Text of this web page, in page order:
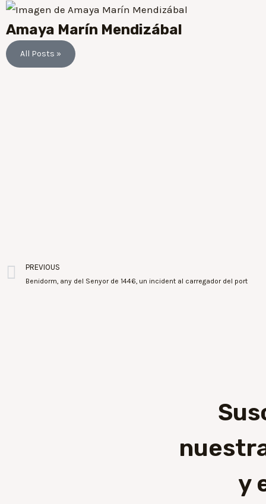
Amaya Marín Mendizábal
All Posts »
PREVIOUS
Benidorm, any del Senyor de 1446, un incident al carregador del port
y